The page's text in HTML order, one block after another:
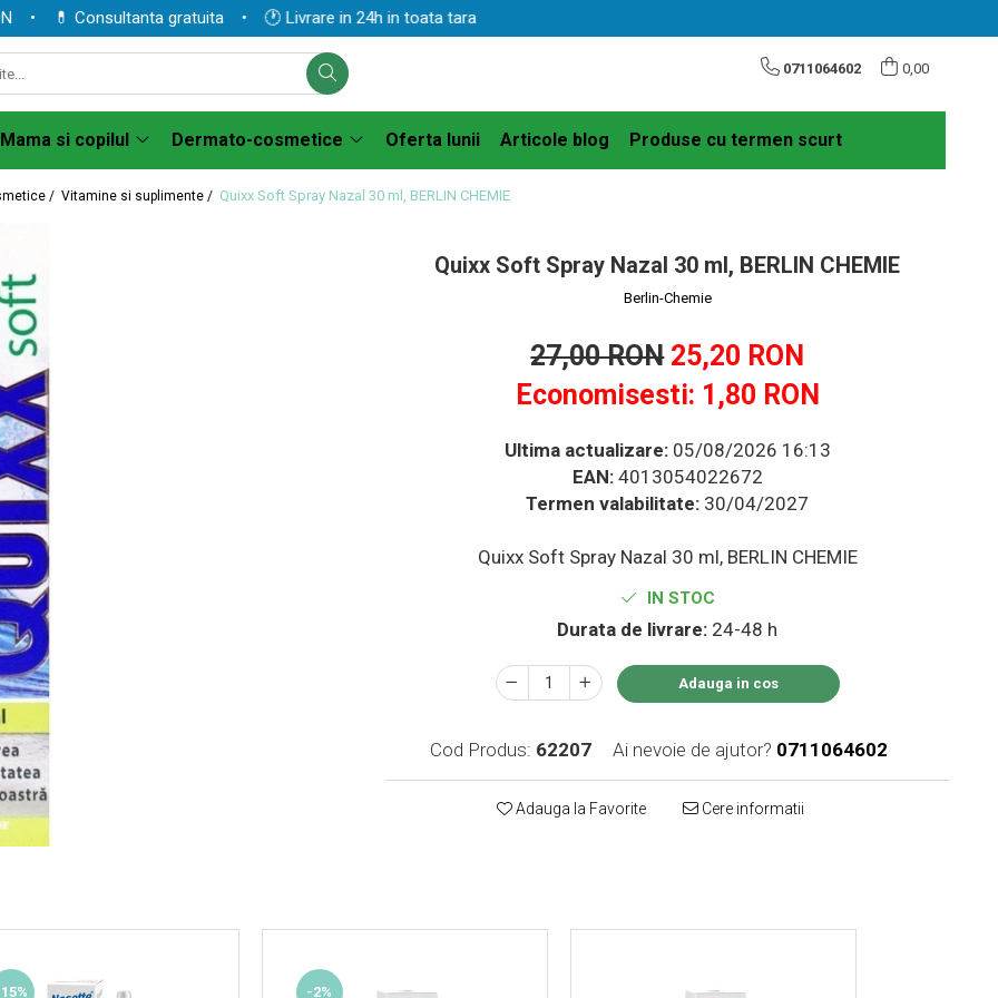
• 💊 Consultanta gratuita • 🕐 Livrare in 24h in toata tara
0711064602 0,00
Mama si copilul Dermato-cosmetice Oferta lunii Articole blog Produse cu termen scurt
/ Vitamine si suplimente / Quixx Soft Spray Nazal 30 ml, BERLIN CHEMIE
Quixx Soft Spray Nazal 30 ml, BERLIN CHEMIE
Berlin-Chemie
27,00 RON 25,20 RON
Economisesti: 1,80 RON
Ultima actualizare:05/08/2026 16:13
EAN:4013054022672
Termen valabilitate: 30/04/2027
Quixx Soft Spray Nazal 30 ml, BERLIN CHEMIE
IN STOC
Durata de livrare: 24-48 h
Adauga in cos
Cod Produs: 62207 Ai nevoie de ajutor? 0711064602
Adauga la Favorite Cere informatii
-2%